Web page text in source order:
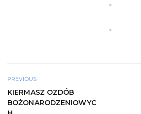
PREVIOUS
KIERMASZ OZDÓB
BOŻONARODZENIOWYC